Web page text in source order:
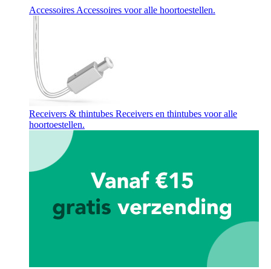
AccessoiresAccessoires voor alle hoortoestellen.
Receivers & thintubes Receivers en thintubes voor alle
hoortoestellen.